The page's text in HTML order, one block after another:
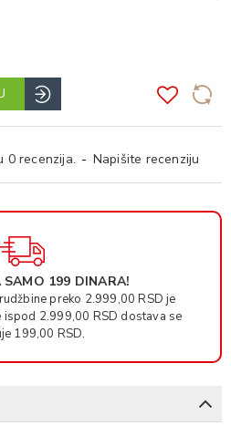
0 recenzija. - Napišite recenziju
199 DINARA!
preko 2.999,00 RSD je
ispod 2.999,00 RSD dostava se
199,00 RSD.